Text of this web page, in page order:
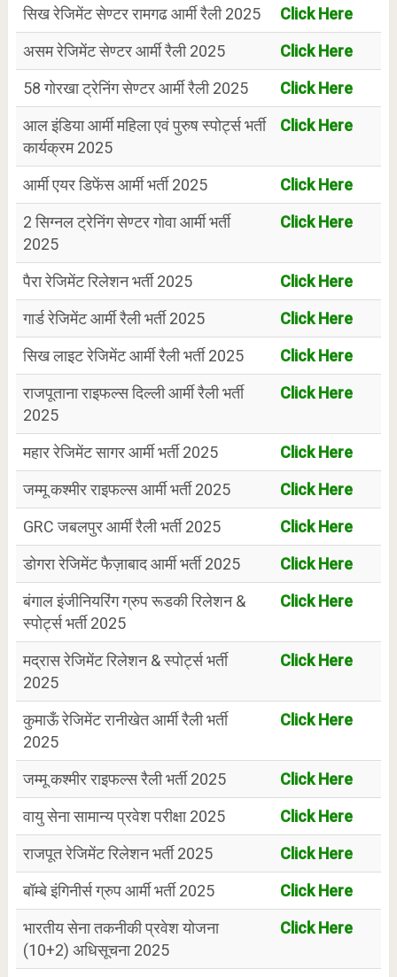
सिख रेजिमेंट सेण्टर रामगढ आर्मी रैली 2025
Click Here
असम रेजिमेंट सेण्टर आर्मी रैली 2025
Click Here
58 गोरखा ट्रेनिंग सेण्टर आर्मी रैली 2025
Click Here
आल इंडिया आर्मी महिला एवं पुरुष स्पोर्ट्स भर्ती
कार्यक्रम 2025
Click Here
आर्मी एयर डिफेंस आर्मी भर्ती 2025
Click Here
2 सिग्नल ट्रेनिंग सेण्टर गोवा आर्मी भर्ती
2025
Click Here
पैरा रेजिमेंट रिलेशन भर्ती 2025
Click Here
गार्ड रेजिमेंट आर्मी रैली भर्ती 2025
Click Here
सिख लाइट रेजिमेंट आर्मी रैली भर्ती 2025
Click Here
राजपूताना राइफल्स दिल्ली आर्मी रैली भर्ती
2025
Click Here
महार रेजिमेंट सागर आर्मी भर्ती 2025
Click Here
जम्मू कश्मीर राइफल्स आर्मी भर्ती 2025
Click Here
GRC जबलपुर आर्मी रैली भर्ती 2025
Click Here
डोगरा रेजिमेंट फैज़ाबाद आर्मी भर्ती 2025
Click Here
बंगाल इंजीनियरिंग ग्रुप रूडकी रिलेशन &
स्पोर्ट्स भर्ती 2025
Click Here
मद्रास रेजिमेंट रिलेशन & स्पोर्ट्स भर्ती
2025
Click Here
कुमाऊँ रेजिमेंट रानीखेत आर्मी रैली भर्ती
2025
Click Here
जम्मू कश्मीर राइफल्स रैली भर्ती 2025
Click Here
वायु सेना सामान्य प्रवेश परीक्षा 2025
Click Here
राजपूत रेजिमेंट रिलेशन भर्ती 2025
Click Here
बॉम्बे इंगिनीर्स ग्रुप आर्मी भर्ती 2025
Click Here
भारतीय सेना तकनीकी प्रवेश योजना
(10+2) अधिसूचना 2025
Click Here